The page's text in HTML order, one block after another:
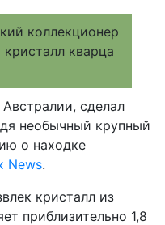
сделал
необычный крупный
о находке
News.
кристалл из
приблизительно 1,8